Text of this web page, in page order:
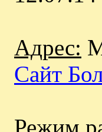
Адрес:
Сайт
Режим